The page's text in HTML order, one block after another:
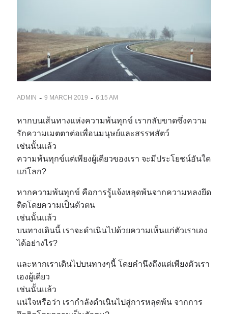
ADMIN - 9 MARCH 2019 - 6:15 AM
หากบนเส้นทางแห่งความพ้นทุกข์ เรากลับขาดซึ่งความ
รักความเมตตาต่อเพื่อนมนุษย์และสรรพสัตว์
เช่นนั้นแล้ว
ความพ้นทุกข์แต่เพียงผู้เดียวของเรา จะมีประโยชน์อันใด
แก่โลก?
หากความพ้นทุกข์ คือการรู้แจ้งหลุดพ้นจากความหลงยึด
ติดโดยความเป็นตัวตน
เช่นนั้นแล้ว
บนทางเดินนี้ เราจะดำเนินไปด้วยความเห็นแก่ตัวเราเอง
ได้อย่างไร?
และหากเราเดินไปบนทางๆนี้ โดยคำนึงถึงแต่เพียงตัวเรา
เองผู้เดียว
เช่นนั้นแล้ว
แน่ใจหรือว่า เรากำลังดำเนินไปสู่การหลุดพ้น จากการ